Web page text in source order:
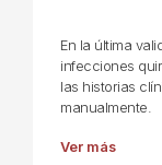
En la última
infecciones
las historias
manualmente.
Ver más